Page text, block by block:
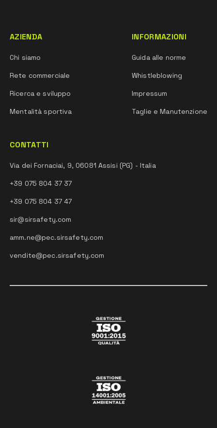
AZIENDA
Chi siamo
Rete commerciale
Ricerca e sviluppo
Mentalità sportiva
INFORMAZIONI
Guida alle norme
Whistleblowing
Impressum
Taglie e Manutenzione
CONTATTI
Via dei Fornaciai, 9, 06081 Assisi (PG) - Italia
+39 075 804 37 37
+39 075 804 37 47
sir@sirsafety.com
amm.ne@pec.sirsafety.com
vendite@pec.sirsafety.com